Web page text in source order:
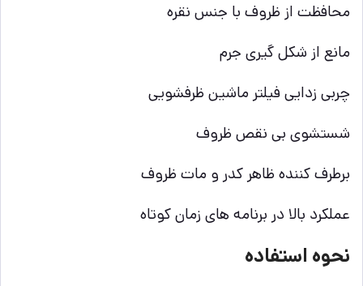
محافظت از ظروف با جنس نقره
مانع از شکل گیری جرم
چربی زدایی فیلتر ماشین ظرفشویی
شستشوی بی نقص ظروف
برطرف کننده ظاهر کدر و مات ظروف
عملکرد بالا در برنامه های زمان کوتاه
نحوه استفاده